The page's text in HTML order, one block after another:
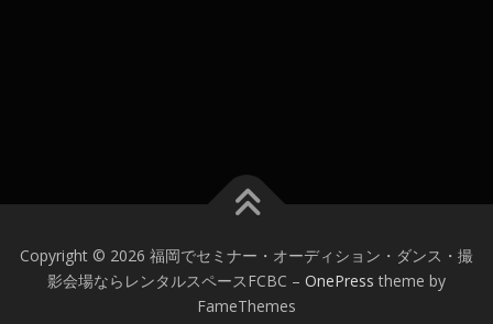
Copyright © 2026 福岡でセミナー・オーディション・ダンス・撮
影会場ならレンタルスペースFCBC – OnePress theme by
FameThemes